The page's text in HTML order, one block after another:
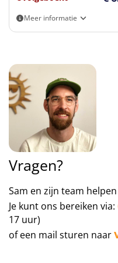
voorbeelden van de
Kampvuur: gaat
deelnemers
Spooktocht: een
Deze reis wordt georganiseerd
Meer informatie
Vragen?
Sam en zijn team
Je kunt ons bereiken via:
17 uur)
of een mail sturen naar